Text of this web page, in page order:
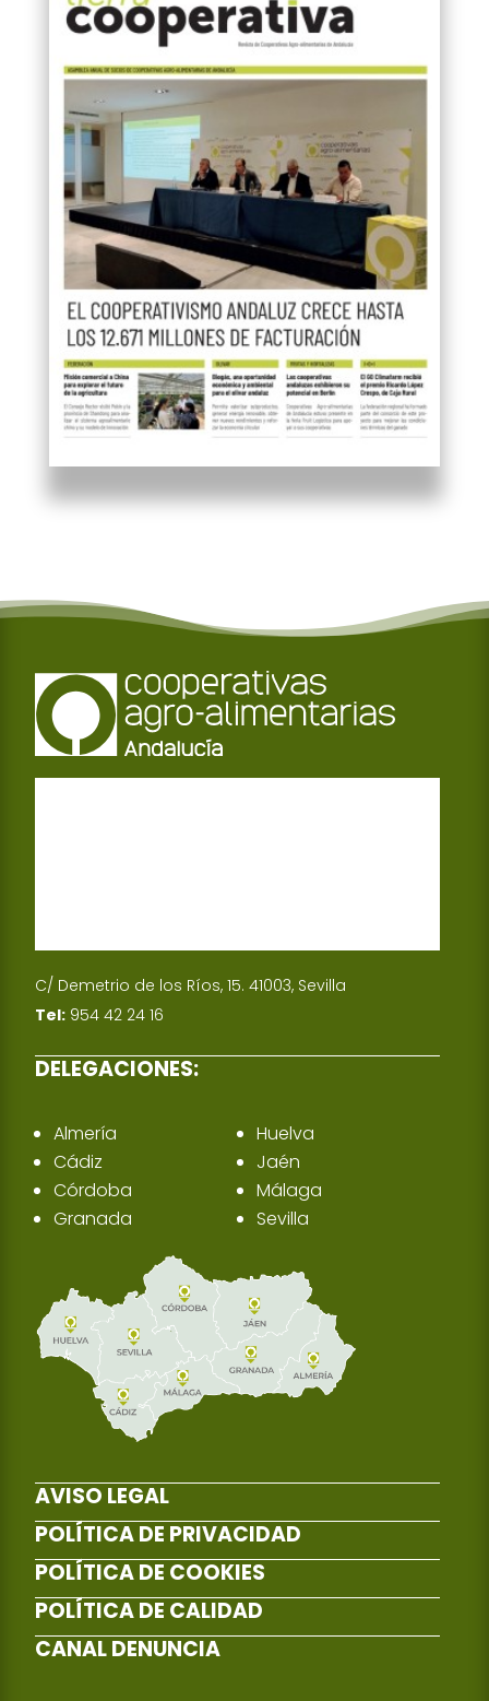
C/ Demetrio de los Ríos, 15. 41003, Sevilla
Tel: 954 42 24 16
DELEGACIONES:
Almería
Cádiz
Córdoba
Granada
Huelva
Jaén
Málaga
Sevilla
AVISO LEGAL
POLÍTICA DE PRIVACIDAD
POLÍTICA DE COOKIES
POLÍTICA DE CALIDAD
CANAL DENUNCIA